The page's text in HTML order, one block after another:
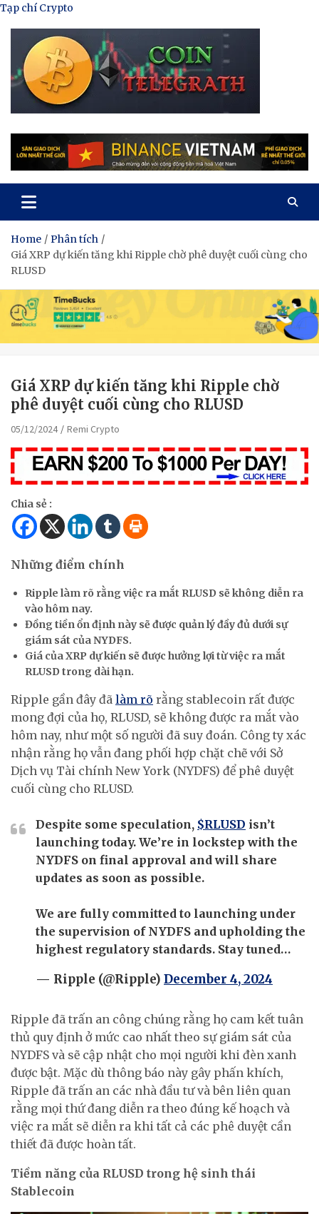
Skip
content
Tạp chí Crypto
Tạp Chí Tiền Mã Hóa
Home
Phân tích
Giá XRP dự kiến ​​tăng khi Ripple chờ phê duyệt cuối cùng cho
RLUSD
Giá XRP dự kiến ​​tăng khi Ripple chờ
phê duyệt cuối cùng cho RLUSD
05/12/2024 Remi Crypto
Chia sẻ :
Những điểm chính
Ripple làm rõ rằng việc ra mắt RLUSD sẽ không diễn ra
vào hôm nay.
Đồng tiền ổn định này sẽ được quản lý đầy đủ dưới sự
giám sát của NYDFS.
Giá của XRP dự kiến ​​sẽ được hưởng lợi từ việc ra mắt
RLUSD trong dài hạn.
Ripple gần đây đã làm rõ rằng stablecoin rất được
mong đợi của họ, RLUSD, sẽ không được ra mắt vào
hôm nay, như một số người đã suy đoán. Công ty xác
nhận rằng họ vẫn đang phối hợp chặt chẽ với Sở
Dịch vụ Tài chính New York (NYDFS) để phê duyệt
cuối cùng cho RLUSD.
Despite some speculation, $RLUSD isn’t
launching today. We’re in lockstep with the
NYDFS on final approval and will share
updates as soon as possible.
We are fully committed to launching under
the supervision of NYDFS and upholding the
highest regulatory standards. Stay tuned…
— Ripple (@Ripple) December 4, 2024
Ripple đã trấn an công chúng rằng họ cam kết tuân
thủ quy định ở mức cao nhất theo sự giám sát của
NYDFS và sẽ cập nhật cho mọi người khi đèn xanh
được bật. Mặc dù thông báo này gây phấn khích,
Ripple đã trấn an các nhà đầu tư và bên liên quan
rằng mọi thứ đang diễn ra theo đúng kế hoạch và
việc ra mắt sẽ diễn ra khi tất cả các phê duyệt cần
thiết đã được hoàn tất.
Tiềm năng của RLUSD trong hệ sinh thái
Stablecoin